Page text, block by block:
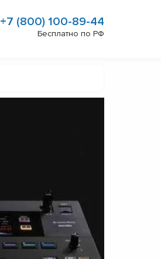
+7 (800) 100-89-44
Бесплатно по РФ